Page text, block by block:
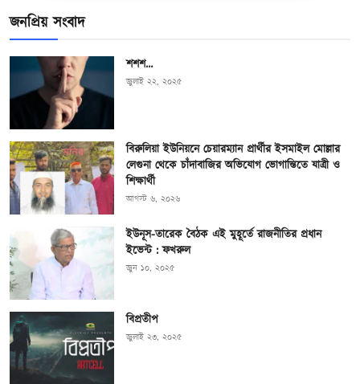
জনপ্রিয় সংবাদ
শশশ…
জুলাই ২২, ২০২৫
বিরুলিয়া ইউনিয়নে চেয়ারম্যান প্রার্থীর ইসমাইল মোল্লার
লেগুনা থেকে চাঁদাবাজির অভিযোগ ভোগান্তিতে যাত্রী ও
শিক্ষার্থী
আগস্ট ৬, ২০২৬
ইউনূস-তারেক বৈঠক এই মুহূর্তে রাজনীতির প্রধান
ইভেন্ট : ফখরুল
জুন ১০, ২০২৫
বিপ্রতীপ
জুলাই ২৩, ২০২৫